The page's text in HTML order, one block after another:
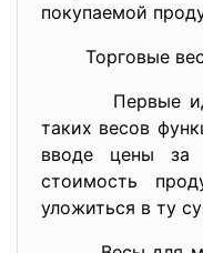
покупаемой
Торговые весы
Первые
таких весов
вводе цены за
стоимость
уложиться в ту